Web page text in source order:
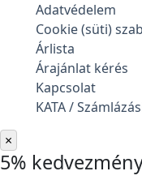
Adatvédelem
Cookie (süti)
Árlista
Árajánlat kérés
Kapcsolat
KATA /
×
5%